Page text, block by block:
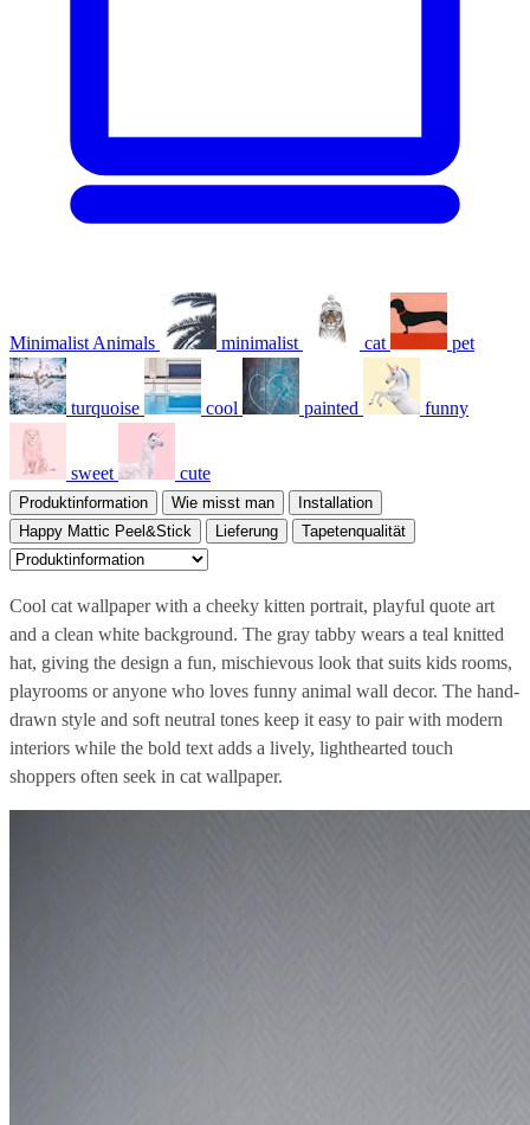
Minimalist Animals minimalist cat pet
turquoise cool painted funny
sweet cute
Produktinformation Wie misst man
Installation
Happy Mattic Peel&Stick
Lieferung Tapetenqualität
Cool cat wallpaper with a cheeky kitten portrait, playful quote art
and a clean white background. The gray tabby wears a teal knitted
hat, giving the design a fun, mischievous look that suits kids rooms,
playrooms or anyone who loves funny animal wall decor. The hand-
drawn style and soft neutral tones keep it easy to pair with modern
interiors while the bold text adds a lively, lighthearted touch
shoppers often seek in cat wallpaper.